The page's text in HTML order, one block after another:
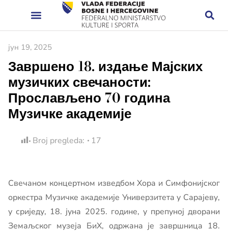
јун 19, 2025
Завршено 18. издање Мајских
музичких свечаности:
Прослављено 70 година
Музичке академије
Broj pregleda: 17
Свечаном концертном изведбом Хора и Симфонијског
оркестра Музичке академије Универзитета у Сарајеву,
у сриједу, 18. јуна 2025. године, у препуној дворани
Земаљског музеја БиХ, одржана је завршница 18.